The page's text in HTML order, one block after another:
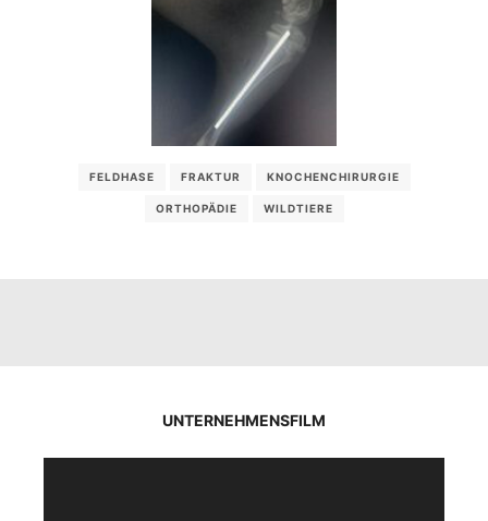
FELDHASE FRAKTUR KNOCHENCHIRURGIE
ORTHOPÄDIE WILDTIERE
UNTERNEHMENSFILM